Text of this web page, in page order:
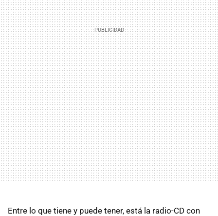
Entre lo que tiene y puede tener, está la radio-CD con